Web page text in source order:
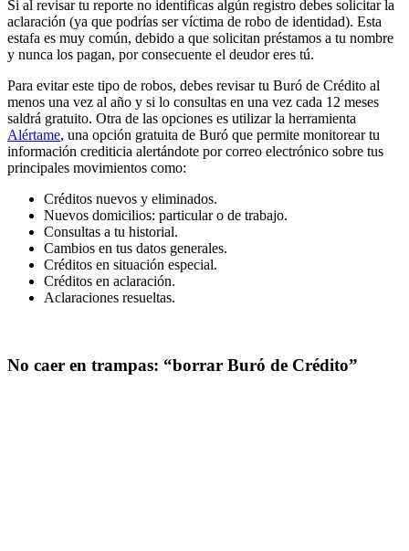
Si al revisar tu reporte no identificas algún registro debes solicitar la
aclaración (ya que podrías ser víctima de robo de identidad). Esta
estafa es muy común, debido a que solicitan préstamos a tu nombre
y nunca los pagan, por consecuente el deudor eres tú.
Para evitar este tipo de robos, debes revisar tu Buró de Crédito al
menos una vez al año y si lo consultas en una vez cada 12 meses
saldrá gratuito. Otra de las opciones es utilizar la herramienta
Alértame, una opción gratuita de Buró que permite monitorear tu
información crediticia alertándote por correo electrónico sobre tus
principales movimientos como:
Créditos nuevos y eliminados.
Nuevos domicilios: particular o de trabajo.
Consultas a tu historial.
Cambios en tus datos generales.
Créditos en situación especial.
Créditos en aclaración.
Aclaraciones resueltas.
No caer en trampas: “borrar Buró de Crédito”